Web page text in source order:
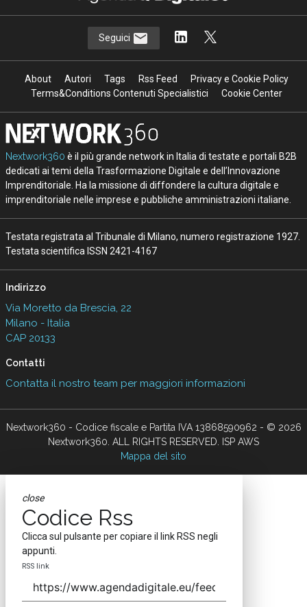
Seguici
About Autori Tags Rss Feed
Privacy e Cookie Policy
Terms&Conditions Contenuti Specialistici
Cookie Center
Nextwork360 è il più grande network in Italia di testate e portali B2B
dedicati ai temi della Trasformazione Digitale e dell’Innovazione
Imprenditoriale. Ha la missione di diffondere la cultura digitale e
imprenditoriale nelle imprese e pubbliche amministrazioni italiane.
Testata registrata al Tribunale di Milano, numero registrazione 1927.
Testata scientifica ISSN 2421-4167
Indirizzo
Via Moretto da Brescia, 22
Milano - Italia
CAP 20133
Contatti
Contatta il nostro team per maggiori informazioni
Nextwork360 - Codice fiscale e Partita IVA 13868590962 - © 2026
Nextwork360. ALL RIGHTS RESERVED. ISP AWS
Mappa del sito
close
Codice Rss
Clicca sul pulsante per copiare il link RSS negli
appunti.
RSS link